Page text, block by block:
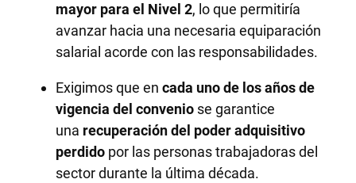
mayor para el Nivel 2, lo que permitiría
avanzar hacia una necesaria equiparación
salarial acorde con las responsabilidades.
Exigimos que encada uno de los años de
vigencia del convenio se garantice
una recuperación del poder adquisitivo
perdido por las personas trabajadoras del
sector durante la última década.